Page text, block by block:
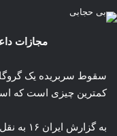
مجازات
سقوط سربریده یک
کمترین چیزی است که
به